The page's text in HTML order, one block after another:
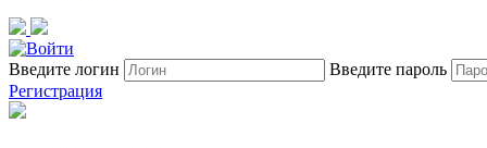
Введите логин Введите пароль
Регистрация